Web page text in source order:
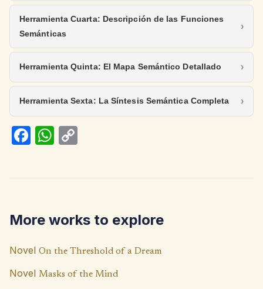
Herramienta Cuarta: Descripción de las Funciones
Semánticas
Herramienta Quinta: El Mapa Semántico Detallado
Herramienta Sexta: La Síntesis Semántica Completa
Fa
k
W
p
p
Li
n
k
More works to explore
Novel On the Threshold of a Dream
Novel Masks of the Mind